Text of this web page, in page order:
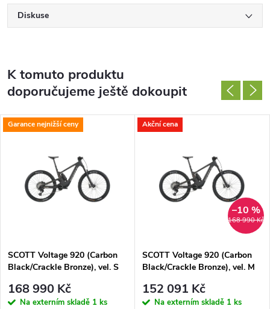
Diskuse
K tomuto produktu
doporučujeme ještě dokoupit
Garance nejnižší ceny
SCOTT Voltage 920 (Carbon
Black/Crackle Bronze), vel. S
168 990 Kč
Na externím skladě 1 ks
Akční cena
168 990 Kč
–10 %
SCOTT Voltage 920 (Carbon
Black/Crackle Bronze), vel. M
152 091 Kč
Na externím skladě 1 ks